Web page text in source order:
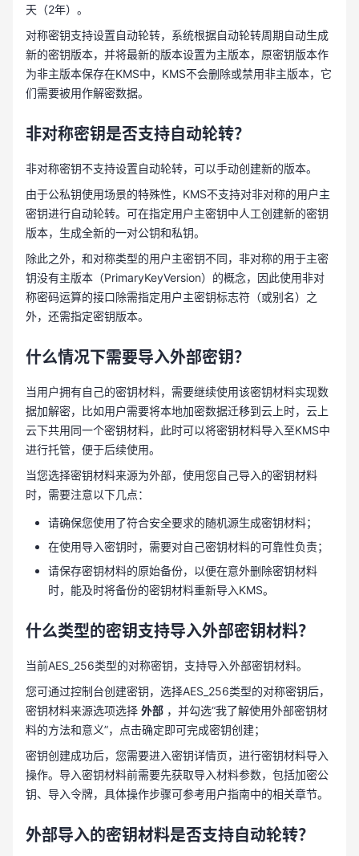
天（2年）。
对称密钥支持设置自动轮转，系统根据自动轮转周期自动生成
新的密钥版本，并将最新的版本设置为主版本，原密钥版本作
为非主版本保存在KMS中，KMS不会删除或禁用非主版本，它
们需要被用作解密数据。
非对称密钥是否支持自动轮转？
非对称密钥不支持设置自动轮转，可以手动创建新的版本。
由于公私钥使用场景的特殊性，KMS不支持对非对称的用户主
密钥进行自动轮转。可在指定用户主密钥中人工创建新的密钥
版本，生成全新的一对公钥和私钥。
除此之外，和对称类型的用户主密钥不同，非对称的用于主密
钥没有主版本（PrimaryKeyVersion）的概念，因此使用非对
称密码运算的接口除需指定用户主密钥标志符（或别名）之
外，还需指定密钥版本。
什么情况下需要导入外部密钥？
当用户拥有自己的密钥材料，需要继续使用该密钥材料实现数
据加解密，比如用户需要将本地加密数据迁移到云上时，云上
云下共用同一个密钥材料，此时可以将密钥材料导入至KMS中
进行托管，便于后续使用。
当您选择密钥材料来源为外部，使用您自己导入的密钥材料
时，需要注意以下几点：
请确保您使用了符合安全要求的随机源生成密钥材料；
在使用导入密钥时，需要对自己密钥材料的可靠性负责；
请保存密钥材料的原始备份，以便在意外删除密钥材料
时，能及时将备份的密钥材料重新导入KMS。
什么类型的密钥支持导入外部密钥材料？
当前AES_256类型的对称密钥，支持导入外部密钥材料。
您可通过控制台创建密钥，选择AES_256类型的对称密钥后，
密钥材料来源选项选择 外部 ，并勾选“我了解使用外部密钥材
料的方法和意义”，点击确定即可完成密钥创建；
密钥创建成功后，您需要进入密钥详情页，进行密钥材料导入
操作。导入密钥材料前需要先获取导入材料参数，包括加密公
钥、导入令牌，具体操作步骤可参考用户指南中的相关章节。
外部导入的密钥材料是否支持自动轮转？